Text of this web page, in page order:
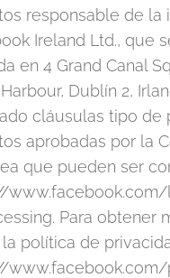
responsable de la
Ireland Ltd., que
en 4 Grand Canal
Dublín 2,
cláusulas tipo de
aprobadas por la
que pueden ser
Para obtener
política de